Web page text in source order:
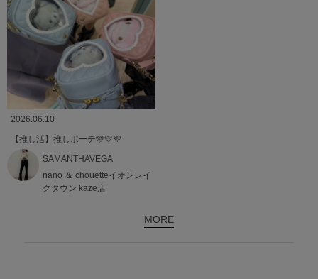
2026.06.10
【推し活】推しポーチ🩵💛💜
SAMANTHAVEGA
nano ＆ chouetteイオンレイ
クタウン kaze店
MORE